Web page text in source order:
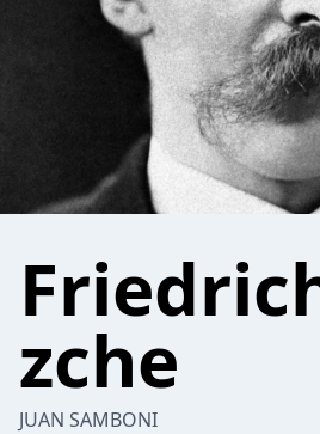
zche
JUAN SAMBONI